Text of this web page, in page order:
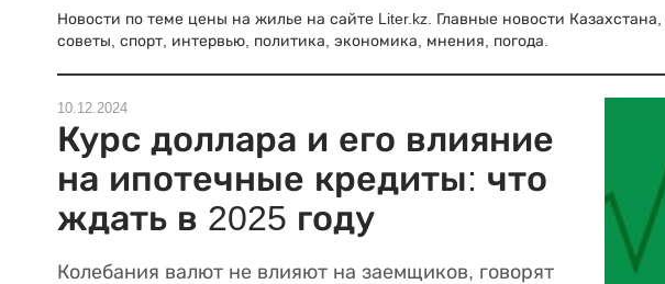
Новости по теме цены на жилье на сайте Liter.kz. Главные новости
советы, спорт, интервью, политика, экономика, мнения, погода.
10.12.2024
Курс доллара и его влияние
на ипотечные кредиты: что
ждать в 2025 году
Колебания валют не влияют на заемщиков, говорят